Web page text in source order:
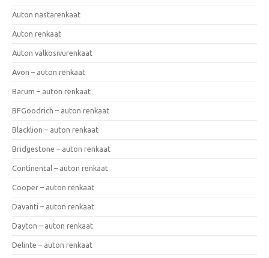
Auton nastarenkaat
Auton renkaat
Auton valkosivurenkaat
Avon – auton renkaat
Barum – auton renkaat
BFGoodrich – auton renkaat
Blacklion – auton renkaat
Bridgestone – auton renkaat
Continental – auton renkaat
Cooper – auton renkaat
Davanti – auton renkaat
Dayton – auton renkaat
Delinte – auton renkaat